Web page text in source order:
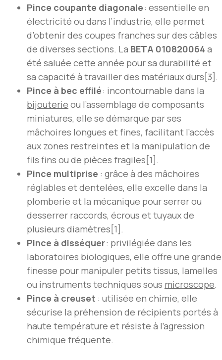
Pince coupante diagonale: essentielle en
électricité ou dans l’industrie, elle permet
d’obtenir des coupes franches sur des câbles
de diverses sections. La BETA 010820064 a
été saluée cette année pour sa durabilité et
sa capacité à travailler des matériaux durs[3].
Pince à bec effilé: incontournable dans la
bijouterie ou l’assemblage de composants
miniatures, elle se démarque par ses
mâchoires longues et fines, facilitant l’accès
aux zones restreintes et la manipulation de
fils fins ou de pièces fragiles[1].
Pince multiprise : grâce à des mâchoires
réglables et dentelées, elle excelle dans la
plomberie et la mécanique pour serrer ou
desserrer raccords, écrous et tuyaux de
plusieurs diamètres[1].
Pince à disséquer: privilégiée dans les
laboratoires biologiques, elle offre une grande
finesse pour manipuler petits tissus, lamelles
ou instruments techniques sous microscope.
Pince à creuset : utilisée en chimie, elle
sécurise la préhension de récipients portés à
haute température et résiste à l’agression
chimique fréquente.